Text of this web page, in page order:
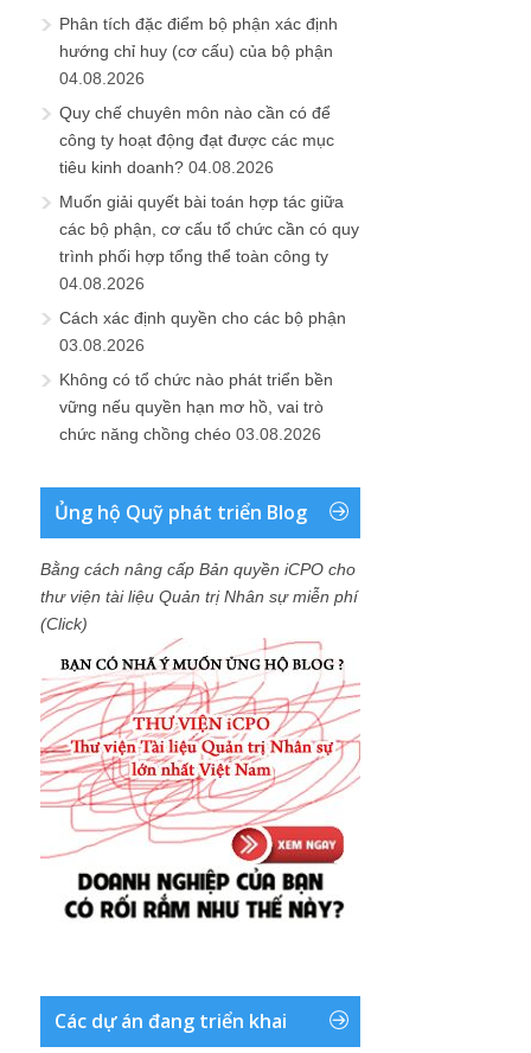
Phân tích đặc điểm bộ phận xác định
hướng chỉ huy (cơ cấu) của bộ phận
04.08.2026
Quy chế chuyên môn nào cần có để
công ty hoạt động đạt được các mục
tiêu kinh doanh? 04.08.2026
Muốn giải quyết bài toán hợp tác giữa
các bộ phận, cơ cấu tổ chức cần có quy
trình phối hợp tổng thể toàn công ty
04.08.2026
Cách xác định quyền cho các bộ phận
03.08.2026
Không có tổ chức nào phát triển bền
vững nếu quyền hạn mơ hồ, vai trò
chức năng chồng chéo 03.08.2026
Ủng hộ Quỹ phát triển Blog
Bằng cách nâng cấp Bản quyền iCPO cho
thư viện tài liệu Quản trị Nhân sự miễn phí
(Click)
Các dự án đang triển khai